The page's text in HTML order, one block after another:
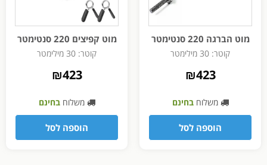
מוט הברגה 220 סנטימטר
קוטר: 30 מילימטר
₪423
משלוחבחינם
הוספה לסל
מוט קפיצים 220 סנטימטר
קוטר: 30 מילימטר
₪423
משלוחבחינם
הוספה לסל